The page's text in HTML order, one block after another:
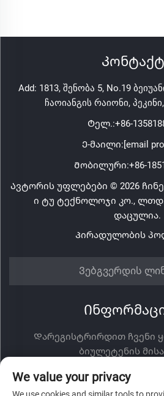
Add: 1813, შენობა 5, No.19
ჩაოიანგის რაიონი,
Ტელ.:+86-
Ე-მაილი:[email
Მობილური:+86-
Ავტორის უფლებები © 2026
ი ტუ ტექნოლოჯი კო.,
დაცულია.
Პირადულობის
Ვებგვერდის
Დარეგისტრირდით ჩვენი
ბიულეტენის
We value your privacy